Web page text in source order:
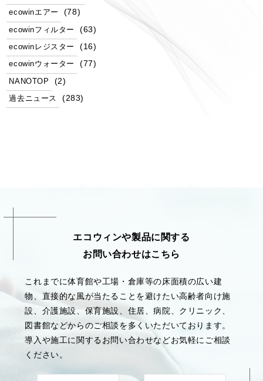
ecowinエアー (78)
ecowinフィルター (63)
ecowinレジスター (16)
ecowinウォーター (77)
NANOTOP (2)
過去ニュース (283)
エコウィンや製品に関する
お問い合わせはこちら
これまでに体育館や工場・倉庫等の床面積の広い建
物、直接的な風が当たることを避けたい高齢者向け施
設、介護施設、保育施設、住居、病院、クリニック、
図書館などからのご相談を多くいただいております。
導入や施工に関するお問い合わせなどお気軽にご相談
ください。